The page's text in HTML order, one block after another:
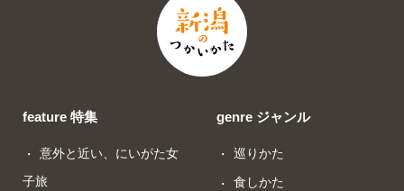
feature 特集
意外と近い、にいがた女
子旅
genre ジャンル
巡りかた
食しかた